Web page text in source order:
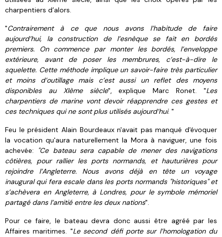
charpentiers d’alors.
"Contrairement à ce que nous avons l’habitude de faire
aujourd’hui, la construction de l’esnèque se fait en bordés
premiers. On commence par monter les bordés, l’enveloppe
extérieure, avant de poser les membrures, c’est-à-dire le
squelette. Cette méthode implique un savoir-faire très particulier
et moins d’outillage mais c’est aussi un reflet des moyens
disponibles au XIème siècle", explique Marc Ronet. "Les
charpentiers de marine vont devoir réapprendre ces gestes et
ces techniques qui ne sont plus utilisés aujourd’hui. "
Feu le président Alain Bourdeaux n'avait pas manqué d'évoquer
la vocation qu'aura naturellement la Mora à naviguer, une fois
achevée: "Ce bateau sera capable de mener des navigations
côtières, pour rallier les ports normands, et hauturières pour
rejoindre l’Angleterre. Nous avons déjà en tête un voyage
inaugural qui fera escale dans les ports normands "historiques" et
s’achèvera en Angleterre, à Londres, pour le symbole mémoriel
partagé dans l’amitié entre les deux nations".
Pour ce faire, le bateau devra donc aussi être agréé par les
Affaires maritimes. "Le second défi porte sur l’homologation du